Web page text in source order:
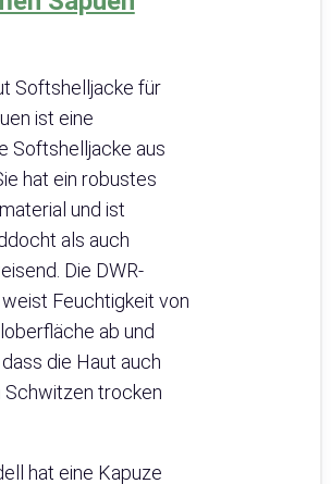
Softshelljacke für
ist eine
Softshelljacke aus
hat ein robustes
und ist
als auch
Die DWR-
Feuchtigkeit von
ab und
die Haut auch
Schwitzen trocken
hat eine Kapuze